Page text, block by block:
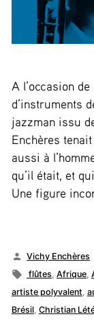
A l’occasion
d’instruments
jazzman issu
Enchères
aussi à
qu’il était, et
Une figure
Publié
par
Vichy Enchères
Étiquettes :
flûtes ,Afrique ,
artiste polyvalent
Brésil, Christian